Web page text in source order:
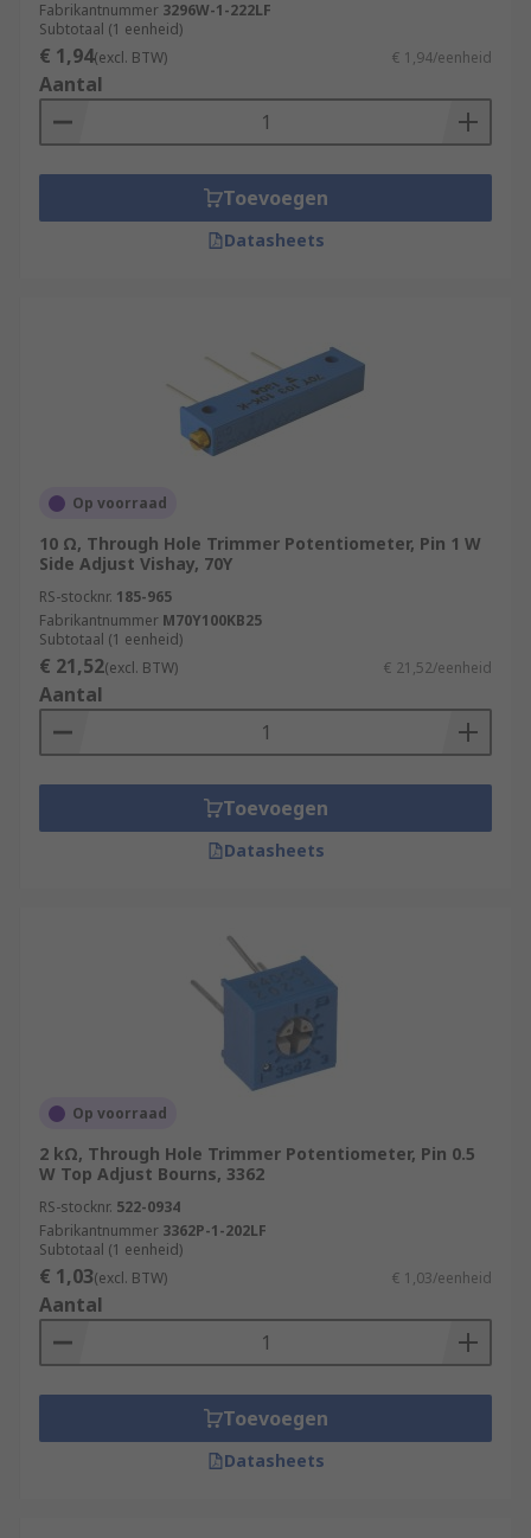
Fabrikantnummer 3296W-1-222LF
Subtotaal (1 eenheid)
€ 1,94(excl. BTW) € 1,94/eenheid
Aantal
Toevoegen
Datasheets
Op voorraad
10 Ω, Through Hole Trimmer Potentiometer, Pin 1 W
Side Adjust Vishay, 70Y
RS-stocknr. 185-965
Fabrikantnummer M70Y100KB25
Subtotaal (1 eenheid)
€ 21,52(excl. BTW) € 21,52/eenheid
Aantal
Toevoegen
Datasheets
Op voorraad
2 kΩ, Through Hole Trimmer Potentiometer, Pin 0.5
W Top Adjust Bourns, 3362
RS-stocknr. 522-0934
Fabrikantnummer 3362P-1-202LF
Subtotaal (1 eenheid)
€ 1,03(excl. BTW) € 1,03/eenheid
Aantal
Toevoegen
Datasheets